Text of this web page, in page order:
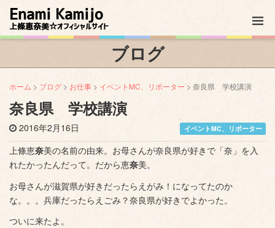
Enami Kamijo
上條恵奈美☆オフィシャルサイト
ブログ
ホーム > ブログ > お仕事 > イベントMC、リポーター > 奈良県 学校講演
奈良県 学校講演
2016年2月16日 イベントMC、リポーター
上條恵奈美の名前の由来。お母さんが奈良県が好きで「奈」を入
れたかったんだって。だから恵奈美。
お母さんが滋賀県が好きだったらえがみ！になってたのか
な。。。兵庫だったらえごみ？奈良県が好きでよかった。
ついに来たよ。